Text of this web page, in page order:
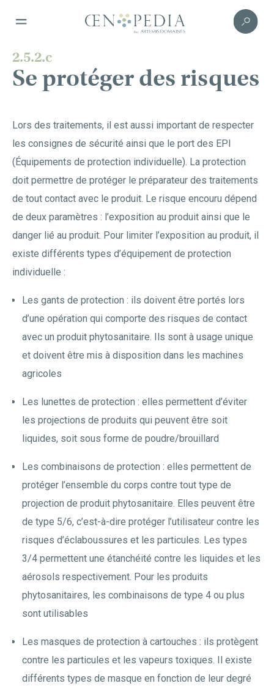
2.5.2.c
Se protéger des risques
Lors des traitements, il est aussi important de respecter
les consignes de sécurité ainsi que le port des EPI
(Équipements de protection individuelle). La protection
doit permettre de protéger le préparateur des traitements
de tout contact avec le produit. Le risque encouru dépend
de deux paramètres : l’exposition au produit ainsi que le
danger lié au produit. Pour limiter l’exposition au produit, il
existe différents types d’équipement de protection
individuelle :
Les gants de protection : ils doivent être portés lors
d’une opération qui comporte des risques de contact
avec un produit phytosanitaire. Ils sont à usage unique
et doivent être mis à disposition dans les machines
agricoles
Les lunettes de protection : elles permettent d’éviter
les projections de produits qui peuvent être soit
liquides, soit sous forme de poudre/brouillard
Les combinaisons de protection : elles permettent de
protéger l’ensemble du corps contre tout type de
projection de produit phytosanitaire. Elles peuvent être
de type 5/6, c’est-à-dire protéger l’utilisateur contre les
risques d’éclaboussures et les particules. Les types
3/4 permettent une étanchéité contre les liquides et les
aérosols respectivement. Pour les produits
phytosanitaires, les combinaisons de type 4 ou plus
sont utilisables
Les masques de protection à cartouches : ils protègent
contre les particules et les vapeurs toxiques. Il existe
différents types de masque en fonction de leur degré